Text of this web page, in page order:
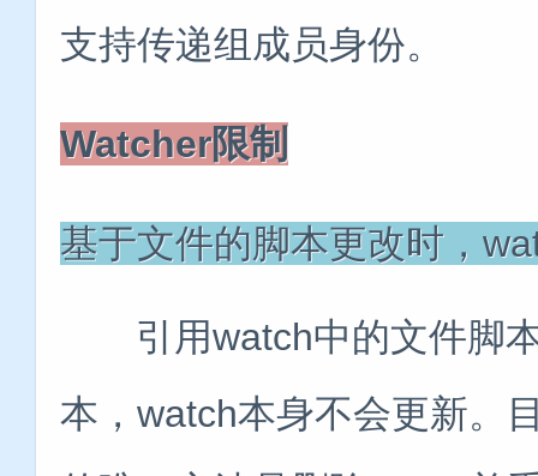
支持传递组成员身份。
Watcher限制
基于文件的脚本更改时，
引用watch中的文件脚本
本，watch本身不会更新。